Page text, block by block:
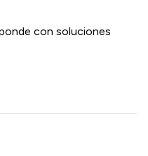
con soluciones